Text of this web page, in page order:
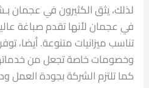
لذلك، يثق الكثيرون في عجمان
في عجمان لأنها تقدم صباغة
تناسب ميزانيات متنوعة. أيضا،
وخصومات خاصة تجعل من خدماتها
كما تلتزم الشركة بجودة العمل